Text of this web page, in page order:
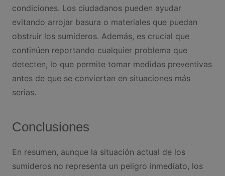
condiciones. Los ciudadanos pueden ayudar
evitando arrojar basura o materiales que puedan
obstruir los sumideros. Además, es crucial que
continúen reportando cualquier problema que
detecten, lo que permite tomar medidas preventivas
antes de que se conviertan en situaciones más
serias.
Conclusiones
En resumen, aunque la situación actual de los
sumideros no representa un peligro inmediato, los